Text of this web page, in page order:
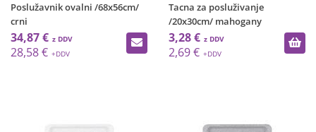
Poslužavnik ovalni /68x56cm/
crni
34,87 €
28,58 €
Tacna za posluživanje
/20x30cm/ mahogany
3,28 €
2,69 €